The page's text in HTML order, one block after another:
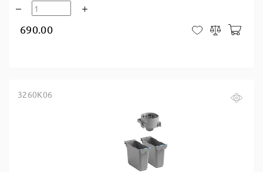
690.00 В закладки
Сравнить
3260K06